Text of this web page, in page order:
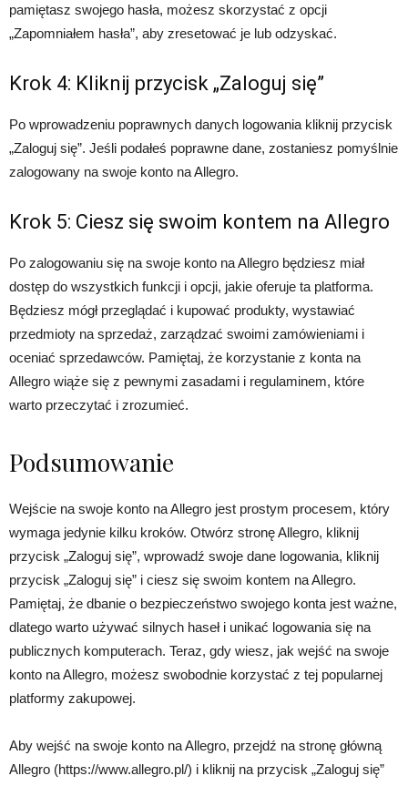
pamiętasz swojego hasła, możesz skorzystać z opcji
„Zapomniałem hasła”, aby zresetować je lub odzyskać.
Krok 4: Kliknij przycisk „Zaloguj się”
Po wprowadzeniu poprawnych danych logowania kliknij przycisk
„Zaloguj się”. Jeśli podałeś poprawne dane, zostaniesz pomyślnie
zalogowany na swoje konto na Allegro.
Krok 5: Ciesz się swoim kontem na Allegro
Po zalogowaniu się na swoje konto na Allegro będziesz miał
dostęp do wszystkich funkcji i opcji, jakie oferuje ta platforma.
Będziesz mógł przeglądać i kupować produkty, wystawiać
przedmioty na sprzedaż, zarządzać swoimi zamówieniami i
oceniać sprzedawców. Pamiętaj, że korzystanie z konta na
Allegro wiąże się z pewnymi zasadami i regulaminem, które
warto przeczytać i zrozumieć.
Podsumowanie
Wejście na swoje konto na Allegro jest prostym procesem, który
wymaga jedynie kilku kroków. Otwórz stronę Allegro, kliknij
przycisk „Zaloguj się”, wprowadź swoje dane logowania, kliknij
przycisk „Zaloguj się” i ciesz się swoim kontem na Allegro.
Pamiętaj, że dbanie o bezpieczeństwo swojego konta jest ważne,
dlatego warto używać silnych haseł i unikać logowania się na
publicznych komputerach. Teraz, gdy wiesz, jak wejść na swoje
konto na Allegro, możesz swobodnie korzystać z tej popularnej
platformy zakupowej.
Aby wejść na swoje konto na Allegro, przejdź na stronę główną
Allegro (https://www.allegro.pl/) i kliknij na przycisk „Zaloguj się”